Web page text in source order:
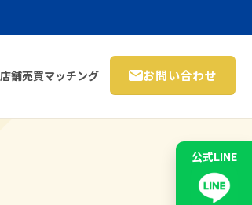
店舗売買マッチング お問い合わせ
公式LINE